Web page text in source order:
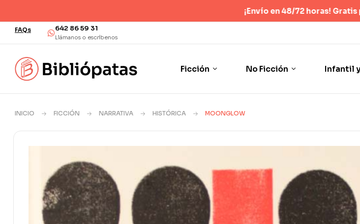
¡Envío en 48/72 horas! Gratis para pedidos
FAQs 642 86 59 31
Llámanos o escríbenos
Ficción No Ficción Infantil
INICIO FICCIÓN NARRATIVA HISTÓRICA MOONGLOW